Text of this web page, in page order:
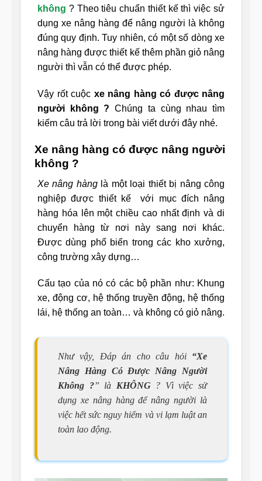
không ? Theo tiêu chuẩn thiết kế thì việc sử
dụng xe nâng hàng để nâng người là không
đúng quy định. Tuy nhiên, có một số dòng xe
nâng hàng được thiết kế thêm phần giỏ nâng
người thì vẫn có thể được phép.
Vậy rốt cuộc xe nâng hàng có được nâng
người không ? Chúng ta cùng nhau tìm
kiếm câu trả lời trong bài viết dưới đây nhé.
Xe nâng hàng có được nâng người
không ?
Xe nâng hànglà một loại thiết bị nâng công
nghiệp được thiết kế với mục đích nâng
hàng hóa lên một chiều cao nhất định và di
chuyển hàng từ nơi này sang nơi khác.
Được dùng phổ biến trong các kho xưởng,
công trường xây dựng…
Cấu tạo của nó có các bộ phần như: Khung
xe, động cơ, hệ thống truyền động, hệ thống
lái, hệ thống an toàn… và không có giỏ nâng.
Như vậy, Đáp án cho câu hỏi “Xe
Nâng Hàng Có Được Nâng Người
Không ?” là KHÔNG? Vì việc sử
dụng xe nâng hàng để nâng người là
việc hết sức nguy hiểm và vi lạm luật an
toàn lao động.